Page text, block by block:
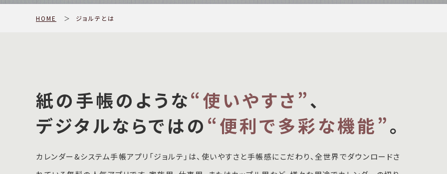
HOME ＞ ジョルテとは
紙の手帳のような“使いやすさ”、
デジタルならではの“便利で多彩な機能”。
カレンダー&システム手帳アプリ「ジョルテ」は、使いやすさと手帳感にこだわり、全世界でダウンロードさ